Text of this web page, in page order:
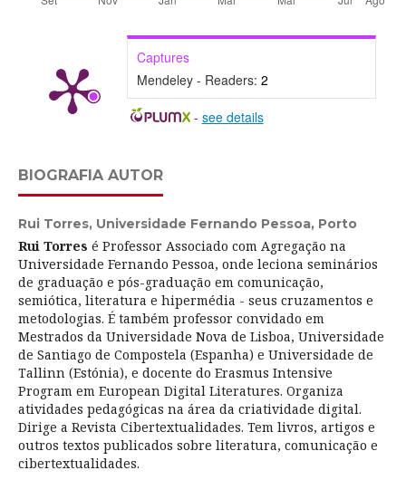
Captures
Mendeley - Readers: 2
- see details
BIOGRAFIA AUTOR
Rui Torres, Universidade Fernando Pessoa, Porto
Rui Torres é Professor Associado com Agregação na
Universidade Fernando Pessoa, onde leciona seminários
de graduação e pós-graduação em comunicação,
semiótica, literatura e hipermédia - seus cruzamentos e
metodologias. É também professor convidado em
Mestrados da Universidade Nova de Lisboa, Universidade
de Santiago de Compostela (Espanha) e Universidade de
Tallinn (Estónia), e docente do Erasmus Intensive
Program em European Digital Literatures. Organiza
atividades pedagógicas na área da criatividade digital.
Dirige a Revista Cibertextualidades. Tem livros, artigos e
outros textos publicados sobre literatura, comunicação e
cibertextualidades.